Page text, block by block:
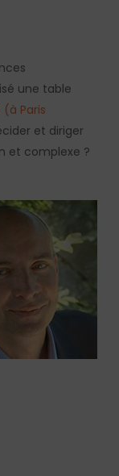
une table
(à Paris
et diriger
et complexe ?